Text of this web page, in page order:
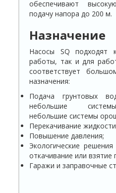
обеспечивают
подачу напора до 200 м.
Назначение
Насосы SQ подходят
работы, так и для
соответствует
назначения:
Подача грунтовых
небольшие
небольшие системы
Перекачивание
Повышение давления;
Экологические
откачивание или взятие
Гаражи и заправочные